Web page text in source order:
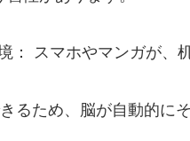
： スマホやマンガが、
るため、脳が自動的に